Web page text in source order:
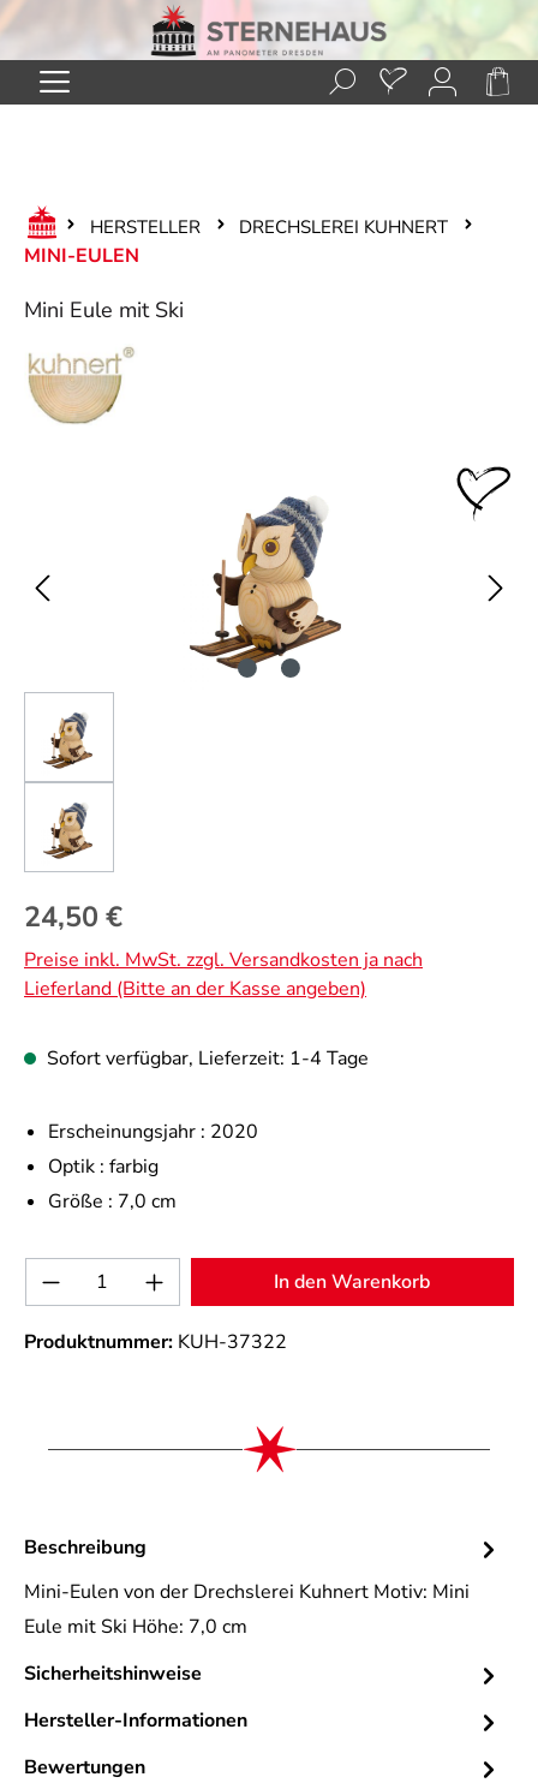
Zum Hauptinhalt springen
HERSTELLER DRECHSLEREI KUHNERT
MINI-EULEN
Mini Eule mit Ski
Regulärer Preis:
24,50 €
Preise inkl. MwSt. zzgl. Versandkosten ja nach
Lieferland (Bitte an der Kasse angeben)
Sofort verfügbar, Lieferzeit: 1-4 Tage
Erscheinungsjahr : 2020
Optik : farbig
Größe : 7,0 cm
Produkt Anzahl: Gib den gewünschten
In den Warenkorb
Produktnummer: KUH-37322
Beschreibung
Mini-Eulen von der Drechslerei Kuhnert Motiv: Mini
Eule mit Ski Höhe: 7,0 cm
Sicherheitshinweise
Hersteller-Informationen
Bewertungen